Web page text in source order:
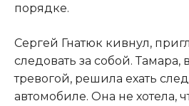
порядке.
Сергей Гнатюк кивнул,
следовать за собой. Тамара,
тревогой, решила ехать
автомобиле. Она не хотела,